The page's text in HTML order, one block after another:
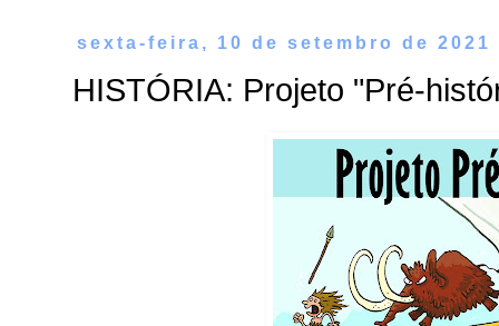
sexta-feira, 10 de setembro de 2021
HISTÓRIA: Projeto "Pré-